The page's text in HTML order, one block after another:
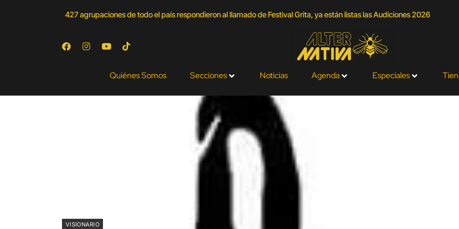
427 agrupaciones de todo el país respondieron al llamado de Festival Grita, ya están listas las Audiciones 2026
Quiénes Somos Secciones Noticias Agenda Especiales
VISIONARIO